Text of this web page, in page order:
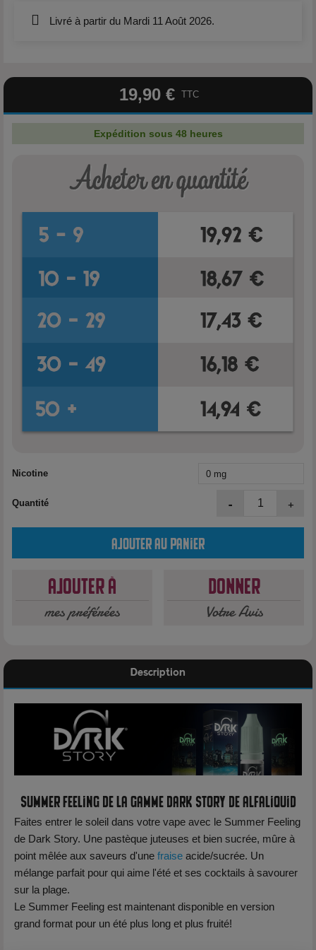
Livré à partir du Mardi 11 Août 2026.
19,90 € TTC
Expédition sous 48 heures
Nicotine
Quantité - +
Ajouter au panier
Ajouter à
mes préférées
Donner
Votre Avis
Description
Summer Feeling de la gamme Dark Story de Alfaliquid
Faites entrer le soleil dans votre vape avec le Summer Feeling
de Dark Story. Une pastèque juteuses et bien sucrée, mûre à
point mêlée aux saveurs d'une fraise acide/sucrée. Un
mélange parfait pour qui aime l'été et ses cocktails à savourer
sur la plage.
Le Summer Feeling est maintenant disponible en version
grand format pour un été plus long et plus fruité!